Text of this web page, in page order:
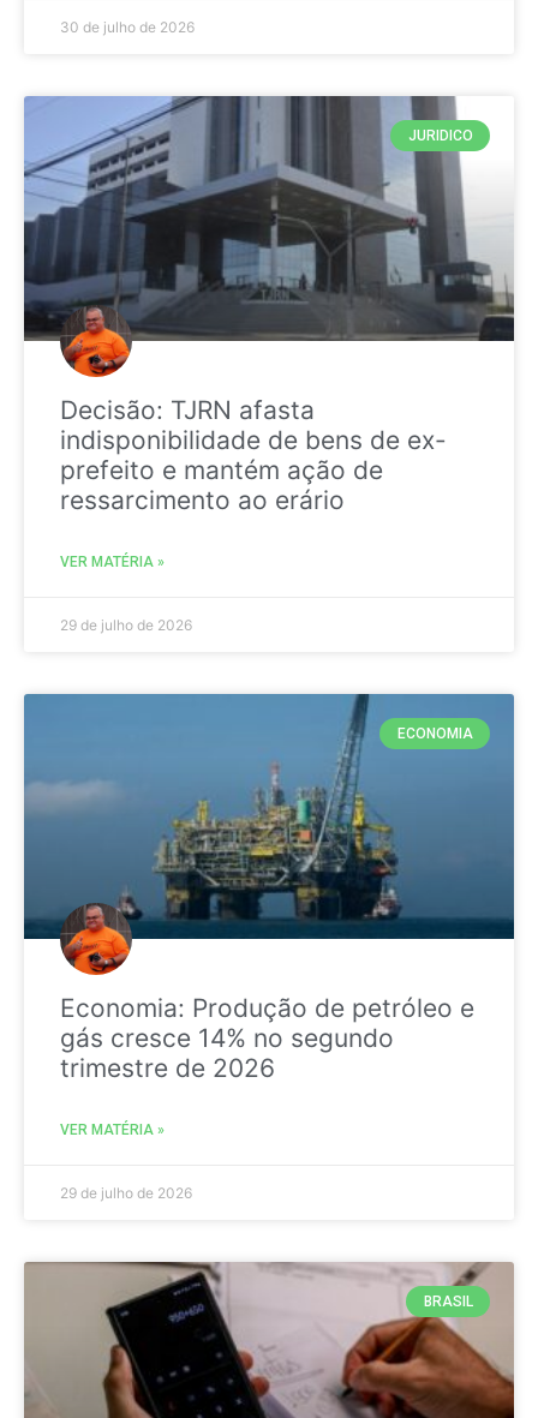
30 de julho de 2026
JURIDICO
Decisão: TJRN afasta
indisponibilidade de bens de ex-
prefeito e mantém ação de
ressarcimento ao erário
VER MATÉRIA »
29 de julho de 2026
ECONOMIA
Economia: Produção de petróleo e
gás cresce 14% no segundo
trimestre de 2026
VER MATÉRIA »
29 de julho de 2026
BRASIL